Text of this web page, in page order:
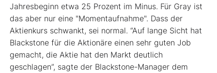
Jahresbeginn etwa 25 Prozent im Minus. Für Gray ist
das aber nur eine "Momentaufnahme". Dass der
Aktienkurs schwankt, sei normal. “Auf lange Sicht hat
Blackstone für die Aktionäre einen sehr guten Job
gemacht, die Aktie hat den Markt deutlich
geschlagen”, sagte der Blackstone-Manager dem